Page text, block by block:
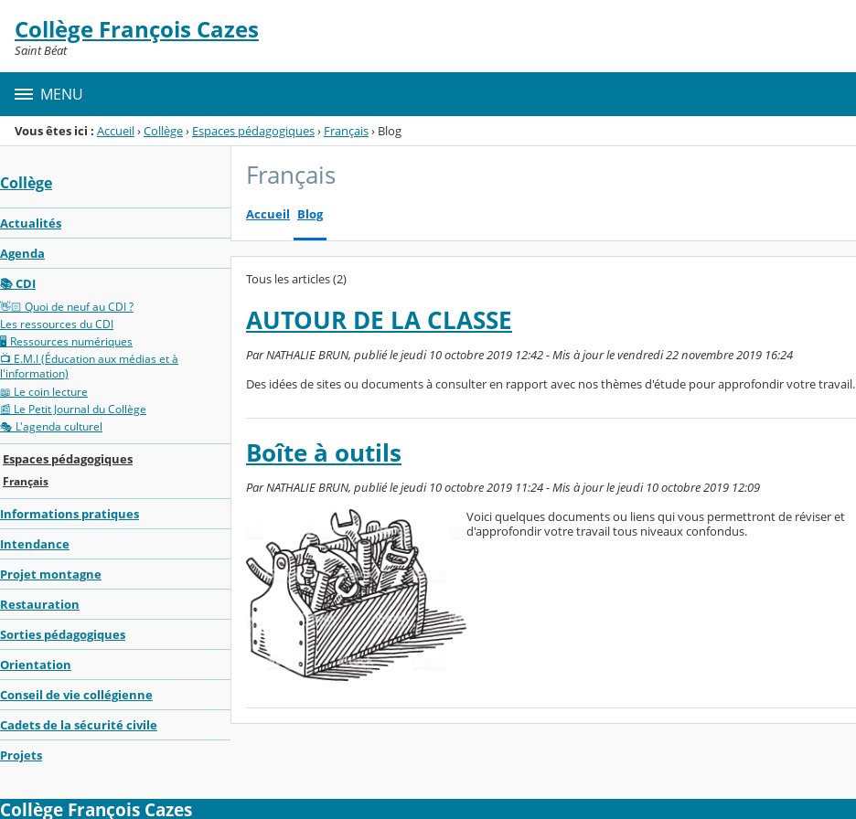
Menu de la rubrique
Contenu
Collège François Cazes
Saint Béat
MENU
Vous êtes ici : Accueil›Collège› Espaces pédagogiques› Français› Blog
Collège
Actualités
Agenda
📚 CDI
👋🏻 Quoi de neuf au CDI ?
Les ressources du CDI
🖥️ Ressources numériques
📺 E.M.I (Éducation aux médias et à
l'information)
📖 Le coin lecture
📰 Le Petit Journal du Collège
🎭 L'agenda culturel
Espaces pédagogiques
Français
Informations pratiques
Intendance
Projet montagne
Restauration
Sorties pédagogiques
Orientation
Conseil de vie collégienne
Cadets de la sécurité civile
Projets
Français
Accueil Blog
Tous les articles (2)
AUTOUR DE LA CLASSE
Par NATHALIE BRUN, publié le jeudi 10 octobre 2019 12:42 - Mis à jour le vendredi 22 novembre 2019 16:24
Des idées de sites ou documents à consulter en rapport avec nos thèmes d'étude pour approfondir votre travail.
Boîte à outils
Par NATHALIE BRUN, publié le jeudi 10 octobre 2019 11:24 - Mis à jour le jeudi 10 octobre 2019 12:09
Voici quelques documents ou liens qui vous permettront de réviser et
d'approfondir votre travail tous niveaux confondus.
Collège François Cazes